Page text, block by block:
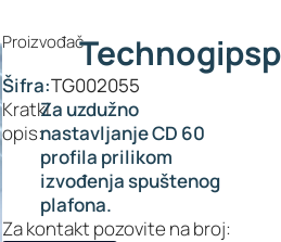
Proizvođač
Šifra:TG002055
Kratki
opis:
Za uzdužno
nastavljanje CD 60
profila prilikom
izvođenja spuštenog
plafona.
Za kontakt pozovite na broj: